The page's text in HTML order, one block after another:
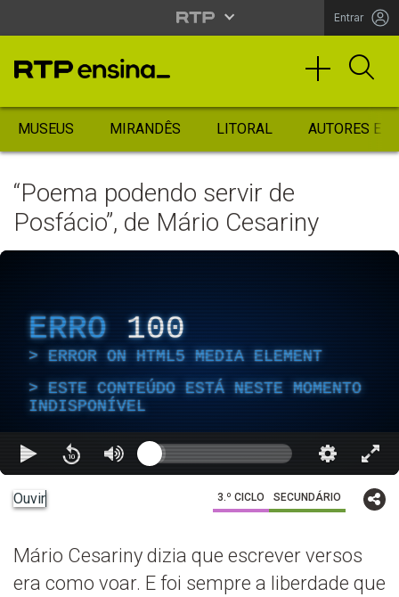
Entrar
MUSEUS MIRANDÊS LITORAL AUTORES
“Poema podendo servir de
Posfácio”, de Mário Cesariny
ERRO 100
ERROR ON HTML5 MEDIA ELEMENT
ESTE CONTEÚDO ESTÁ NESTE MOMENTO
INDISPONÍVEL
Ouvir 3.º CICLO SECUNDÁRIO
Mário Cesariny dizia que escrever versos
era como voar. E foi sempre a liberdade que